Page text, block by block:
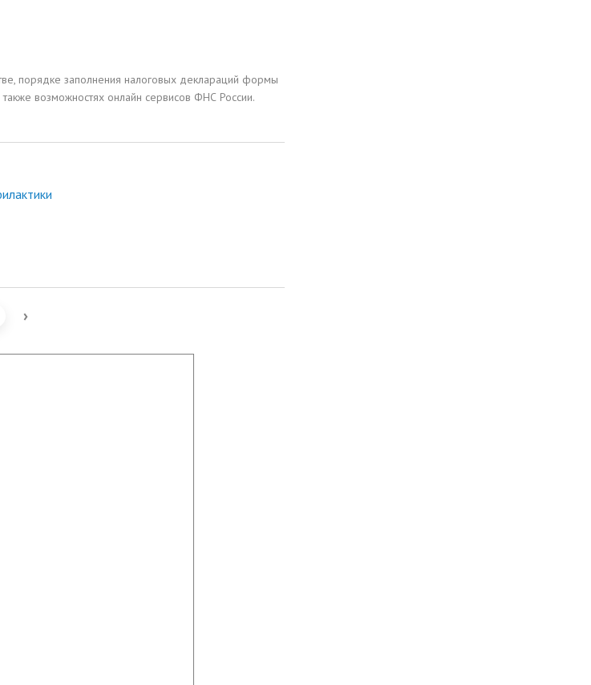
порядке заполнения налоговых деклараций формы
возможностях онлайн сервисов ФНС России.
›